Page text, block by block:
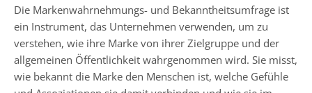
Die Markenwahrnehmungs- und Bekanntheitsumfrage ist
ein Instrument, das Unternehmen verwenden, um zu
verstehen, wie ihre Marke von ihrer Zielgruppe und der
allgemeinen Öffentlichkeit wahrgenommen wird. Sie misst,
wie bekannt die Marke den Menschen ist, welche Gefühle